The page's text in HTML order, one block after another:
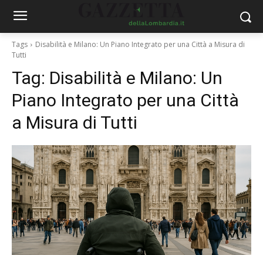
Tags
Disabilità e Milano: Un Piano Integrato per una Città a Misura di
Tutti
Tag: Disabilità e Milano: Un
Piano Integrato per una Città
a Misura di Tutti